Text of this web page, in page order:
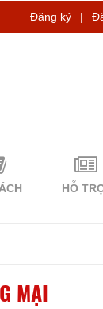
Đăng ký |
HỖ
MẠI